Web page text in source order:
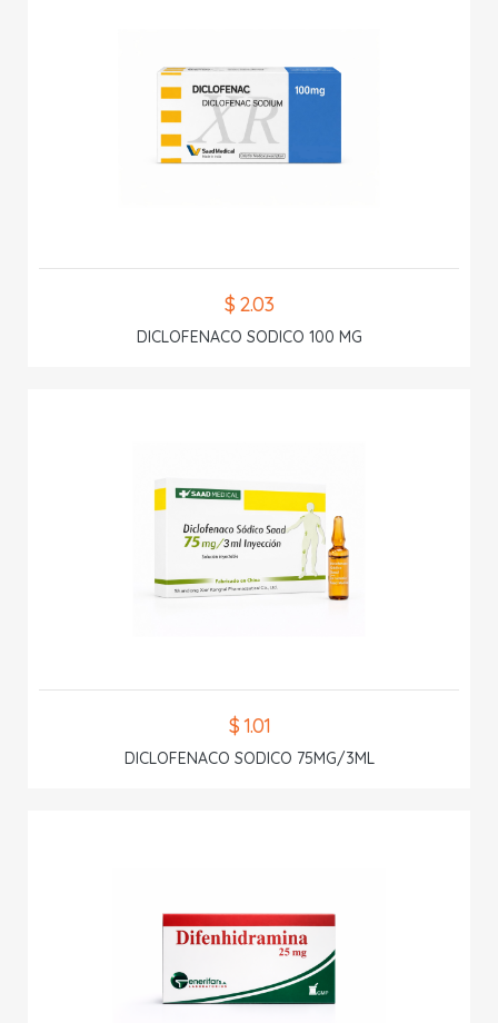
$ 2.03
DICLOFENACO SODICO 100 MG
$ 1.01
DICLOFENACO SODICO 75MG/3ML